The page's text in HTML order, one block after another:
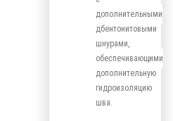
дополнительными
дбентонитовыми
шнурами,
обеспечивающими
дополнительную
гидроизоляцию
шва.